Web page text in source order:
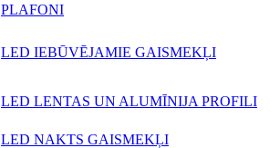
PLAFONI
LED IEBŪVĒJAMIE GAISMEKĻI
LED LENTAS UN ALUMĪNIJA PROFILI
LED NAKTS GAISMEKĻI